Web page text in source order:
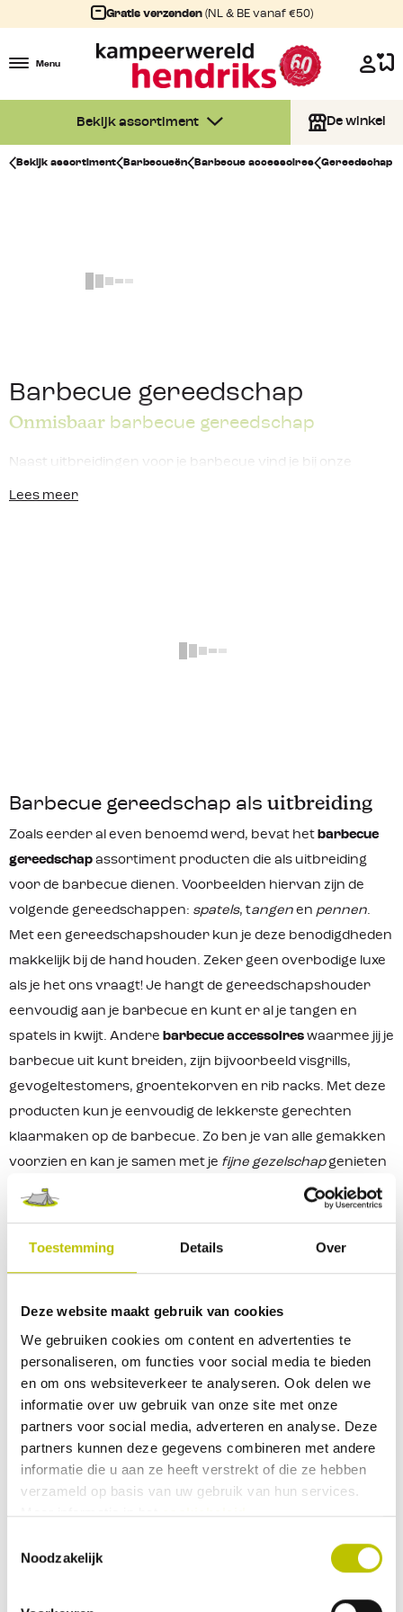
Toestemming Details Over
Deze website maakt gebruik van cookies
We gebruiken cookies om content en advertenties te
personaliseren, om functies voor social media te bieden
en om ons websiteverkeer te analyseren. Ook delen we
informatie over uw gebruik van onze site met onze
partners voor social media, adverteren en analyse. Deze
partners kunnen deze gegevens combineren met andere
informatie die u aan ze heeft verstrekt of die ze hebben
verzameld op basis van uw gebruik van hun services.
Meer informatie in hetcookiebeleid.
Noodzakelijk
Gratis verzenden (NL & BE vanaf €50)
Menu
Bekijk assortiment De winkel
Bekijk assortiment Barbecueën Barbecue accessoires Gereedschap
Barbecue gereedschap
Onmisbaar barbecue gereedschap
Naast uitbreidingen voor je barbecue vind je bij onze
kwijt te kunnen zijn er ook diverse
Lees meer
Helaas, er zijn geen resultaten gevonden voor je
Barbecue gereedschap als uitbreiding
Zoals eerder al even benoemd werd, bevat het barbecue
gereedschap assortiment producten die als uitbreiding
voor de barbecue dienen. Voorbeelden hiervan zijn de
volgende gereedschappen: spatels, tangen en pennen.
Met een gereedschapshouder kun je deze benodigdheden
makkelijk bij de hand houden. Zeker geen overbodige luxe
als je het ons vraagt! Je hangt de gereedschapshouder
eenvoudig aan je barbecue en kunt er al je tangen en
spatels in kwijt. Andere barbecue accessoires waarmee jij je
barbecue uit kunt breiden, zijn bijvoorbeeld visgrills,
gevogeltestomers, groentekorven en rib racks. Met deze
producten kun je eenvoudig de lekkerste gerechten
klaarmaken op de barbecue. Zo ben je van alle gemakken
voorzien en kan je samen met je fijne gezelschapgenieten
van een goed klaargemaakt stukje vlees, vis en/of
LeukeBBQ cadeausvoor de echte
barbecue fan
Is jouw partner, vader, grootouder of vriend/vriendin
gegarandeerd blij maken met
barbecue gereedschap als
cadeau! Een vleesthermometer is een leuk voorbeeld.
Hiermee kun je de temperatuur van het vlees nauwkeurig
in de gaten houden en word je een echtebarbecue
master. Andere leuke cadeau ideeën in het gereedschap
leuker. Komt de verjaardag al snel dichterbij? Twijfel dan
cadeau.